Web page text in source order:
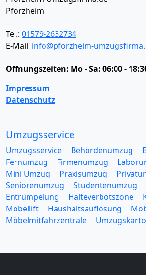
Pforzheim
Tel.: 01579-2632734
E-Mail: info@pforzheim-
Öffnungszeiten: Mo - Sa: 06:00 -
Impressum
Datenschutz
Umzugsservice
Umzugsservice Behördenumzug
Fernumzug
Firmenumzug
Mini Umzug
Praxisumzug
Seniorenumzug
Studentenumzug
Entrümpelung
Halteverbotszone
Möbellift
Haushaltsauflösung
Möbelmitfahrzentrale